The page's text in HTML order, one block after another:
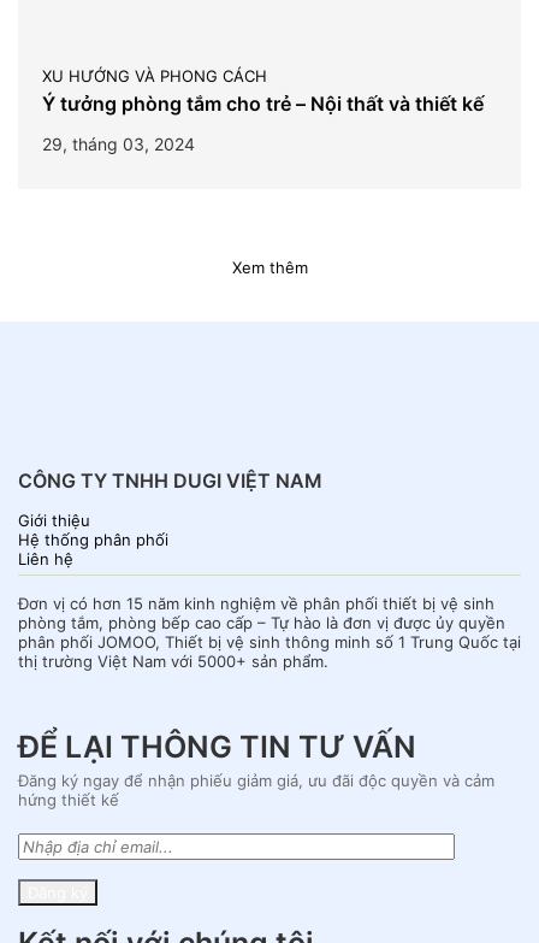
XU HƯỚNG VÀ PHONG CÁCH
Ý tưởng phòng tắm cho trẻ – Nội thất và thiết kế
29, tháng 03, 2024
Xem thêm
CÔNG TY TNHH DUGI VIỆT NAM
Giới thiệu
Hệ thống phân phối
Liên hệ
Đơn vị có hơn 15 năm kinh nghiệm về phân phối thiết bị vệ sinh
phòng tắm, phòng bếp cao cấp – Tự hào là đơn vị được ủy quyền
phân phối JOMOO, Thiết bị vệ sinh thông minh số 1 Trung Quốc tại
thị trường Việt Nam với 5000+ sản phẩm.
ĐỂ LẠI THÔNG TIN TƯ VẤN
Đăng ký ngay để nhận phiếu giảm giá, ưu đãi độc quyền và cảm
hứng thiết kế